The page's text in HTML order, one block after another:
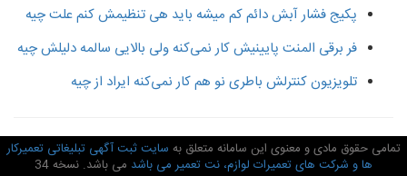
پکیج فشار آبش دائم کم میشه باید هی تنظیمش کنم علت چیه
فر برقی المنت پایینیش کار نمی‌کنه ولی بالایی سالمه دلیلش چیه
تلویزیون کنترلش باطری نو هم کار نمی‌کنه ایراد از چیه
حقوق مادی و معنوی این سامانه متعلق به سایت ثبت آگهی تبلیغاتی تعمیرکار
ها و شرکت های تعمیرات لوازم، نت تعمیر می باشدمی باشد. نسخه 34